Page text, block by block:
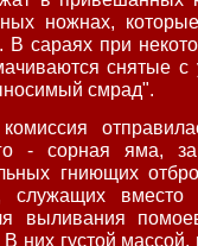
ножнах,
В сараях при
снятые с
смрад".
- сорная яма,
гниющих
служащих
выливания
них густой массой,